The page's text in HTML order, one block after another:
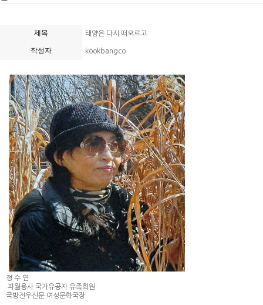
제목 태양은 다시 떠오르고
작성자 kookbangco
정 수 연
파월용사 국가유공자 유족회원
국방전우신문 여성문화국장